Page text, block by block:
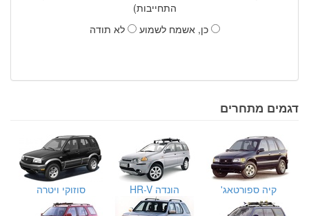
התחייבות)
כן, אשמח לשמוע
לא תודה
דגמים מתחרים
קיה ספורטאג' הונדה HR-V סוזוקי ויטרה